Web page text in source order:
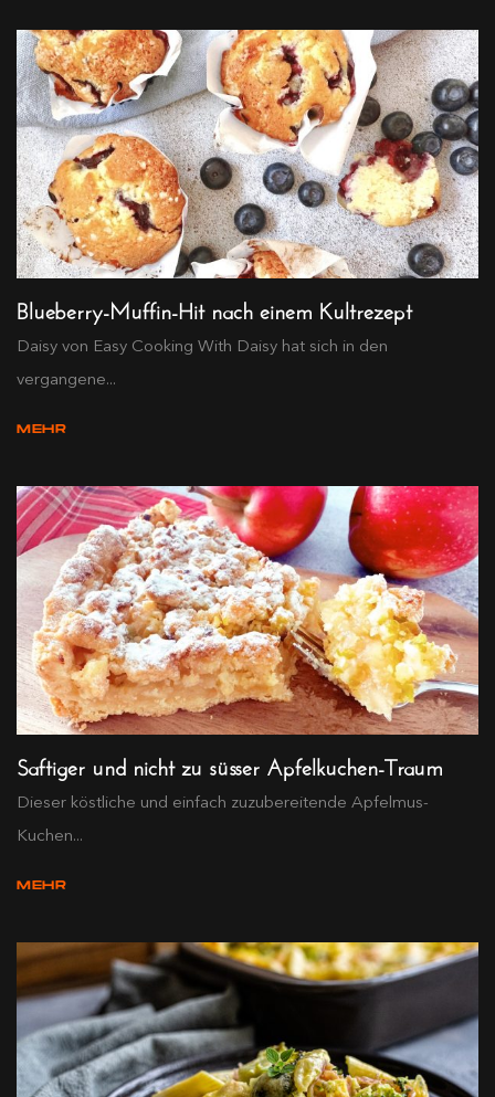
Blueberry-Muffin-Hit nach einem Kultrezept
Daisy von Easy Cooking With Daisy hat sich in den
vergangene...
MEHR
Saftiger und nicht zu süsser Apfelkuchen-Traum
Dieser köstliche und einfach zuzubereitende Apfelmus-
Kuchen...
MEHR